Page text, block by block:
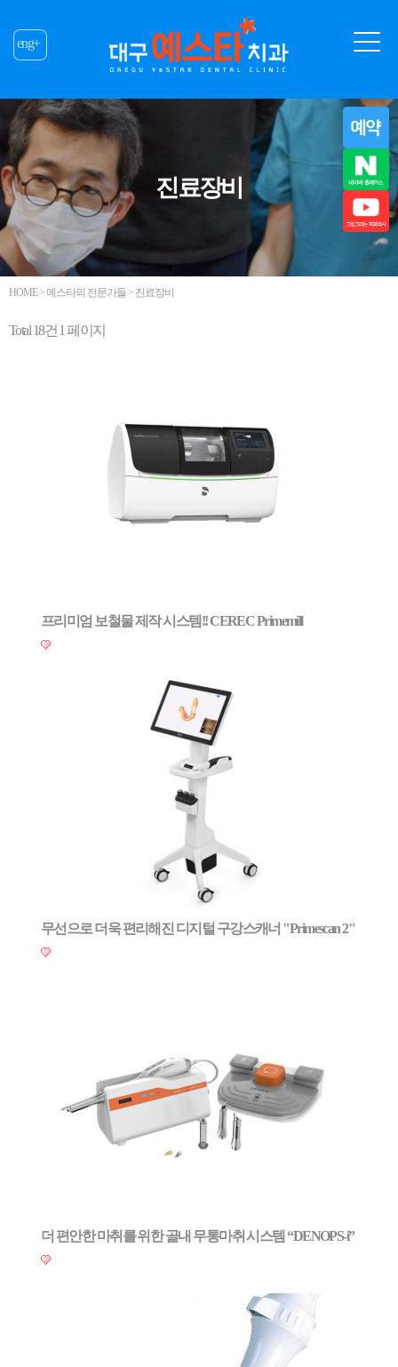
eng+
진료장비
HOME > 예스타의 전문가들 > 진료장비
Total 18건 1 페이지
프리미엄 보철물 제작 시스템!! CEREC Primemill
무선으로 더욱 편리해진 디지털 구강스캐너 "Primescan 2"
더 편안한 마취를 위한 골내 무통마취 시스템 “DENOPS-i”